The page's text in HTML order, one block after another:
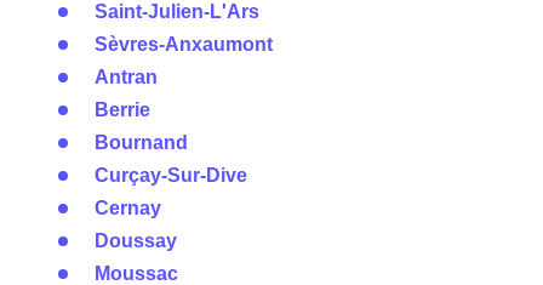
Saint-Julien-L'Ars
Sèvres-Anxaumont
Antran
Berrie
Bournand
Curçay-Sur-Dive
Cernay
Doussay
Moussac